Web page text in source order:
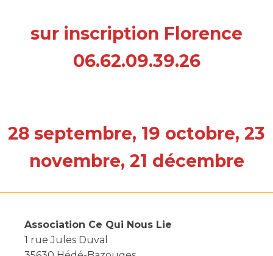
sur inscription Florence
06.62.09.39.26
28 septembre, 19 octobre, 23
novembre, 21 décembre
Association Ce Qui Nous Lie
1 rue Jules Duval